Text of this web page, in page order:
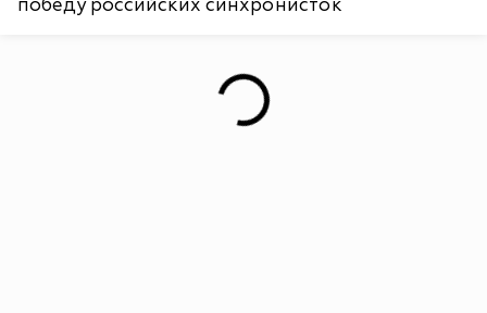
победу российских синхронисток